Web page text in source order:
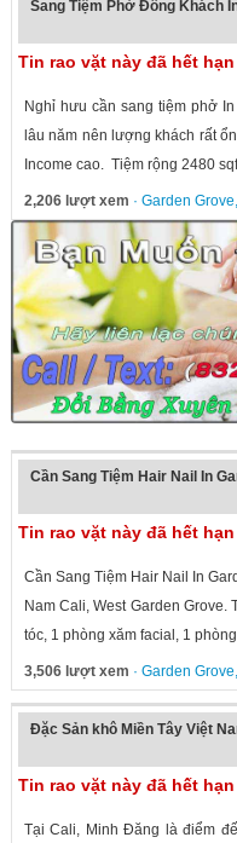
Sang Tiệm Phở Đông Khách
Tin rao vặt này đã hết hạn
Nghỉ hưu cần sang tiệm phở
lâu năm nên lượng khách rất
Income cao. Tiệm rộng 2480
2,206 lượt xem · Garden Grove
Cần Sang Tiệm Hair Nail In
Tin rao vặt này đã hết hạn
Cần Sang Tiệm Hair Nail In
Nam Cali, West Garden Grove.
tóc, 1 phòng xăm facial, 1
3,506 lượt xem · Garden Grove,
Đặc Sản khô Miền Tây Việt
Tin rao vặt này đã hết hạn
Tại Cali, Minh Đăng là điểm